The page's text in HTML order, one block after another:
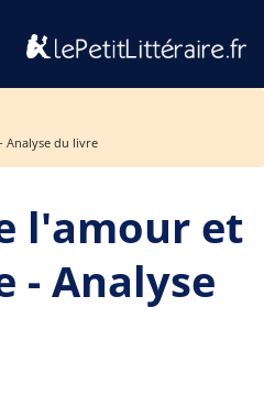
Analyse du livre
l'amour et
- Analyse